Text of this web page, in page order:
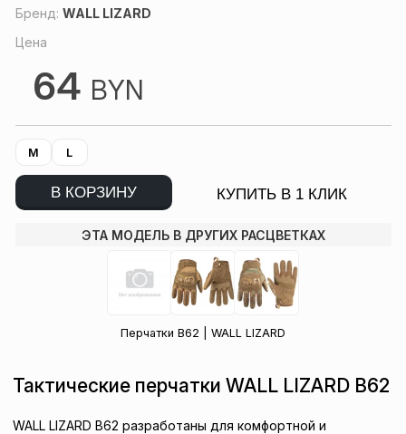
Бренд: WALL LIZARD
Цена
64 BYN
M L
В КОРЗИНУ КУПИТЬ В 1 КЛИК
ЭТА МОДЕЛЬ В ДРУГИХ РАСЦВЕТКАХ
Перчатки B62 | WALL LIZARD
Тактические перчатки WALL LIZARD B62
WALL LIZARD B62 разработаны для комфортной и